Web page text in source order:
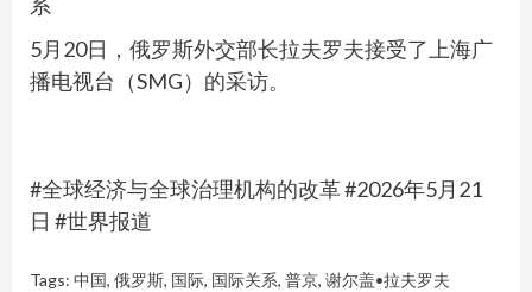
5月20日，俄罗斯外交部长拉夫罗夫接受了上海广
播电视台（SMG）的采访。
#全球经济与全球治理机构的改革 #2026年5月21
日 #世界报道
Tags: 中国, 俄罗斯, 国际, 国际关系, 普京, 谢尔盖•拉夫罗夫